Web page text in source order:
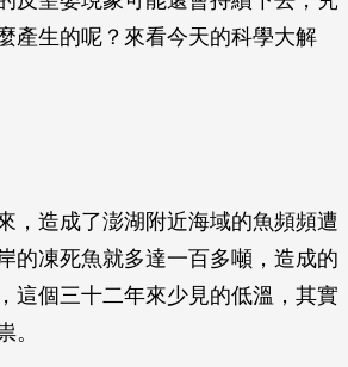
產生的呢？來看今天的科學大解
，造成了澎湖附近海域的魚頻頻遭
的凍死魚就多達一百多噸，造成的
這個三十二年來少見的低溫，其實
。